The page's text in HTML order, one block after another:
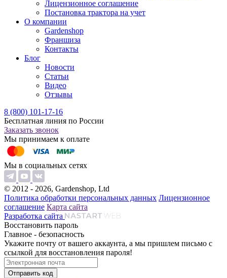
Лицензионное соглашение
Постановка трактора на учет
О компании
Gardenshop
Франшиза
Контакты
Блог
Новости
Статьи
Видео
Отзывы
8 (800) 101-17-16
Бесплатная линия по России
Заказать звонок
Мы принимаем к оплате
Мы в социальных сетях
© 2012 - 2026, Gardenshop, Ltd
Политика обработки персональных данных Лицензионное
соглашение Карта сайта
Разработка сайта
Восстановить пароль
Главное - безопасность
Укажите почту от вашего аккаунта, а мы пришлем письмо с
ссылкой для восстановления пароля!